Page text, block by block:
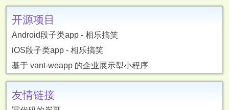
开源项目
Android段子类app - 相乐搞笑
iOS段子类app - 相乐搞笑
基于 vant-weapp 的企业展示型小程序
友情链接